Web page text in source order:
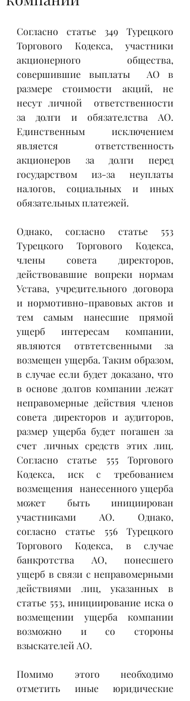
Согласно статье 349 Турецкого
Торгового Кодекса, участники
акционерного общества,
совершившие выплаты  АО в
размере стоимости акций, не
несут личной  ответственности
за долги и обязателства АО.
Единственным исключением
является ответственность
акционеров за долги перед
государством из-за неуплаты
налогов, социальных и иных
обязательных платежей.
Однако, согласно статье 553
Турецкого Торгового Кодекса,
члены совета директоров,
действовавшие вопреки нормам
Устава, учредительного договора
и нормотивно-правовых актов и
тем самым нанесшие прямой
ущерб интересам компании,
являются отвтетсвенными за
возмещен ущерба. Таким образом,
в случае если будет доказано, что
в основе долгов компании лежат
неправомерные действия членов
совета директоров и аудиторов,
размер ущерба будет погашен за
счет личных средств этих лиц.
Согласно статье 555 Торгового
Кодекса, иск с требованием
возмещения  нанесенного ущерба
может быть инициирован
участниками АО. Однако,
согласно статье 556 Турецкого
Торгового Кодекса, в случае
банкротства АО, понесшего
ущерб в связи с неправомерными
действиями лиц, указанных в
статье 553, инициирование иска о
возмещении ущерба компании
возможно и со стороны
взыскателей АО.
Помимо этого необходимо
отметить иные юридические